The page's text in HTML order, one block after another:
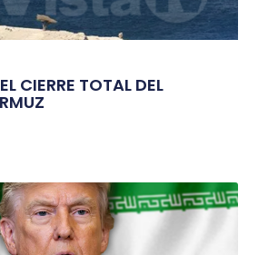
CIERRE TOTAL DEL